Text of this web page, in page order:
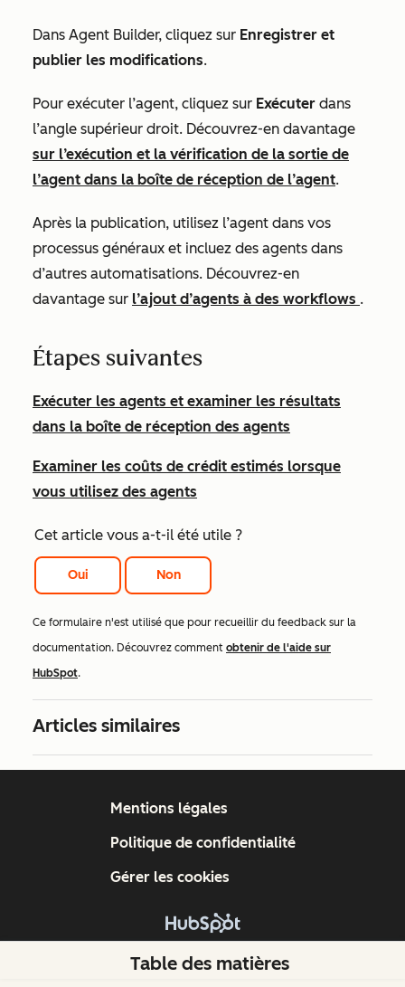
Dans Agent Builder, cliquez sur Enregistrer et
publier les modifications.
Pour exécuter l’agent, cliquez sur Exécuter dans
l’angle supérieur droit. Découvrez-en davantage
sur l’exécution et la vérification de la sortie de
l’agent dans la boîte de réception de l’agent.
Après la publication, utilisez l’agent dans vos
processus généraux et incluez des agents dans
d’autres automatisations. Découvrez-en
davantage sur l’ajout d’agents à des workflows .
Étapes suivantes
Exécuter les agents et examiner les résultats
dans la boîte de réception des agents
Examiner les coûts de crédit estimés lorsque
vous utilisez des agents
Cet article vous a-t-il été utile ?
Oui Non
Ce formulaire n'est utilisé que pour recueillir du feedback sur la
documentation. Découvrez comment obtenir de l'aide sur
HubSpot.
Articles similaires
Table des matières
Copyright © 2026 HubSpot, Inc.
Mentions légales
Politique de confidentialité
Gérer les cookies